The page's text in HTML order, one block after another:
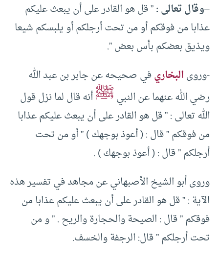
–وقال تعالى :” قل هو القادر على أن يبعث عليكم
عذابا من فوقكم أو من تحت أرجلكم أو يلبسكم شيعا
ويذيق بعضكم بأس بعض ”.
-وروىالبخاريفي صحيحه عن جابر بن عبد الله
رضي الله عنهما عن النبيﷺأنه قال لما نزل قول
الله تعالى : ” قل هو القادر على أن يبعث عليكم عذابا
من فوقكم ” قال : ( أعوذ بوجهك ) ” أو من تحت
أرجلكم ” قال : ( أعوذ بوجهك ) .
وروى أبو الشيخ الأصبهاني عن مجاهد في تفسير هذه
الآية : ” قل هو القادر على أن يبعث عليكم عذابا من
فوقكم ” قال : الصيحة والحجارة والريح . ” و من
تحت أرجلكم ” قال: الرجفة والخسف.